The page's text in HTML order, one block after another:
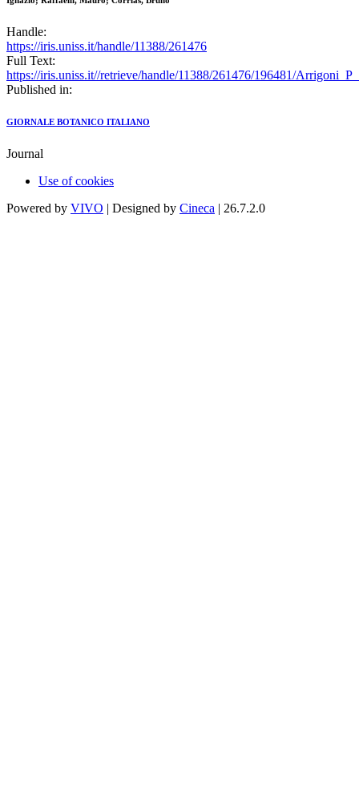
Handle:
https://iris.uniss.it/handle/11388/261476
Full Text:
https://iris.uniss.it//retrieve/handle/11388/261476/196481/
Published in:
GIORNALE BOTANICO ITALIANO
Journal
Use of cookies
Powered by VIVO | Designed by Cineca | 26.7.2.0